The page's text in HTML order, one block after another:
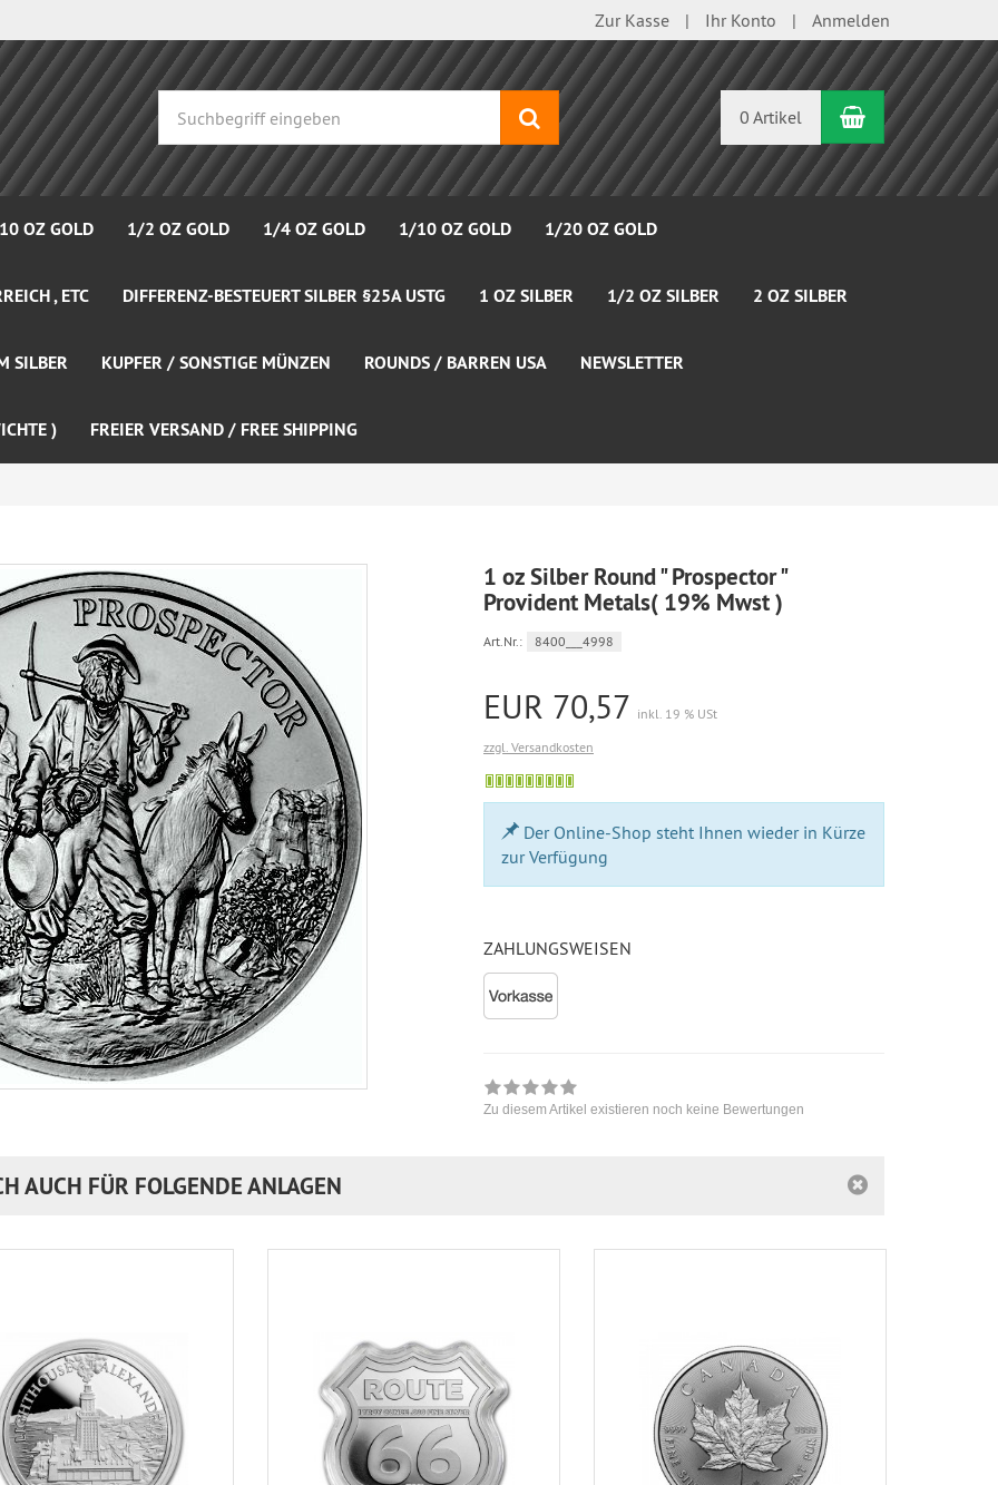
Zur Kasse Ihr Konto Anmelden
Suchen 0 Artikel Warenkorb
OZ GOLD 1/2 OZ GOLD 1/4 OZ GOLD 1/10 OZ GOLD 1/20 OZ GOLD
, ETC DIFFERENZ-BESTEUERT SILBER §25A USTG 1 OZ SILBER 1/2 OZ SILBER 2 OZ SILBER
SILBER KUPFER / SONSTIGE MÜNZEN ROUNDS / BARREN USA NEWSLETTER
) FREIER VERSAND / FREE SHIPPING
1 oz Silber Round " Prospector "
Provident Metals( 19% Mwst )
Art.Nr.: 8400___4998
EUR 70,57 inkl. 19 % USt
zzgl. Versandkosten
möglich
Der Online-Shop steht Ihnen wieder in Kürze
zur Verfügung
ZAHLUNGSWEISEN
Zu diesem Artikel existieren noch keine Bewertungen
AUCH FÜR FOLGENDE ANLAGEN